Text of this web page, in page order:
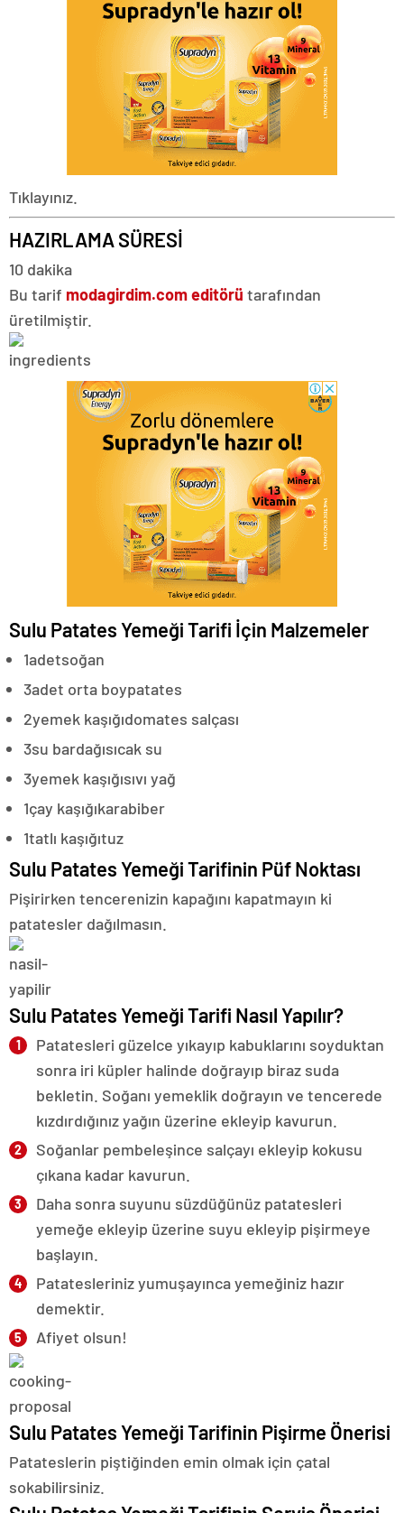
Tıklayınız.
HAZIRLAMA SÜRESİ
10 dakika
Bu tarif modagirdim.com editörü tarafından
üretilmiştir.
Sulu Patates Yemeği Tarifi İçin Malzemeler
1adetsoğan
3adet orta boypatates
2yemek kaşığıdomates salçası
3su bardağısıcak su
3yemek kaşığısıvı yağ
1çay kaşığıkarabiber
1tatlı kaşığıtuz
Sulu Patates Yemeği Tarifinin Püf Noktası
Pişirirken tencerenizin kapağını kapatmayın ki
patatesler dağılmasın.
Sulu Patates Yemeği Tarifi Nasıl Yapılır?
Patatesleri güzelce yıkayıp kabuklarını soyduktan
sonra iri küpler halinde doğrayıp biraz suda
bekletin. Soğanı yemeklik doğrayın ve tencerede
kızdırdığınız yağın üzerine ekleyip kavurun.
Soğanlar pembeleşince salçayı ekleyip kokusu
çıkana kadar kavurun.
Daha sonra suyunu süzdüğünüz patatesleri
yemeğe ekleyip üzerine suyu ekleyip pişirmeye
başlayın.
Patatesleriniz yumuşayınca yemeğiniz hazır
demektir.
Afiyet olsun!
Sulu Patates Yemeği Tarifinin Pişirme Önerisi
Patateslerin piştiğinden emin olmak için çatal
sokabilirsiniz.